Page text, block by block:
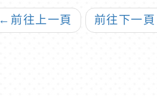
加
← 前往上一頁 前往下一頁